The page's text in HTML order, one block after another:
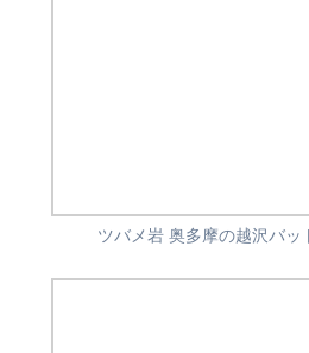
ツバメ岩 奥多摩の越沢バッ